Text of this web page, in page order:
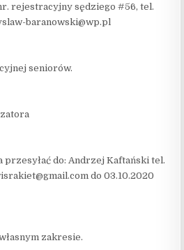
rejestracyjny sędziego #56, tel.
baranowski@wp.pl
seniorów.
przesyłać do: Andrzej Kaftański tel.
do 03.10.2020
zakresie.